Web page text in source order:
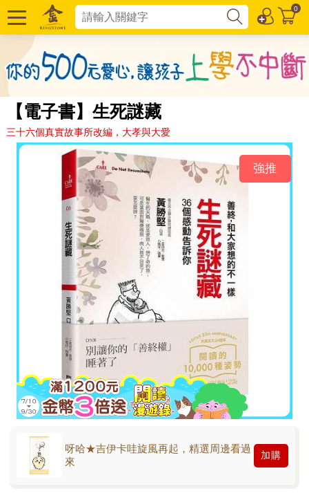
0
【電子書】生死謎藏
三十六個真實故事所改編，大孝與大愛
強推
呀哈★吉伊卡哇旋風再起，精選周邊看過
來
加購